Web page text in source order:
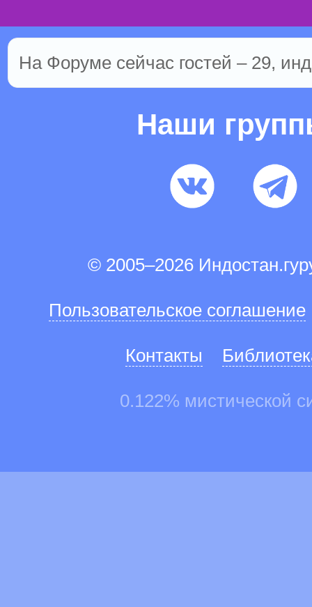
На Форуме сейчас гостей – 29,
Наши
© 2005–2026
Пользовательское соглашение
Контакты
0.122% мистической